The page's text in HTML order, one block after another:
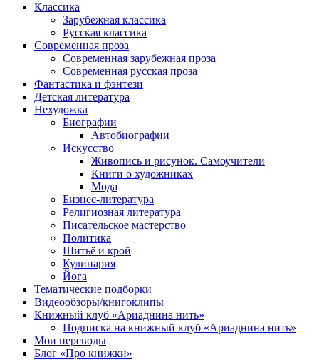
Классика
Зарубежная классика
Русская классика
Современная проза
Современная зарубежная проза
Современная русская проза
Фантастика и фэнтези
Детская литература
Нехудожка
Биографии
Автобиографии
Искусство
Живопись и рисунок. Самоучители
Книги о художниках
Мода
Бизнес-литература
Религиозная литература
Писательское мастерство
Политика
Шитьё и крой
Кулинария
Йога
Тематические подборки
Видеообзоры/книгоклипы
Книжный клуб «Ариаднина нить»
Подписка на книжный клуб «Ариаднина нить»
Мои переводы
Блог «Про книжки»